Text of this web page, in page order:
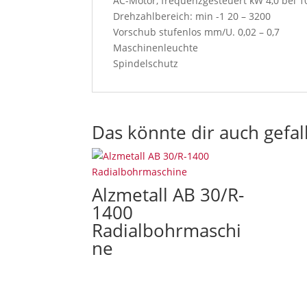
u
w
i
l
l
e
t
o
u
r
t
Drehzahlbereich: min -1 20 – 3200
Vorschub stufenlos mm/U. 0,02 – 0,7
Maschinenleuchte
Spindelschutz
Das könnte dir auch
Alzmetall AB 30/R-
1400
Radialbohrmaschi
ne